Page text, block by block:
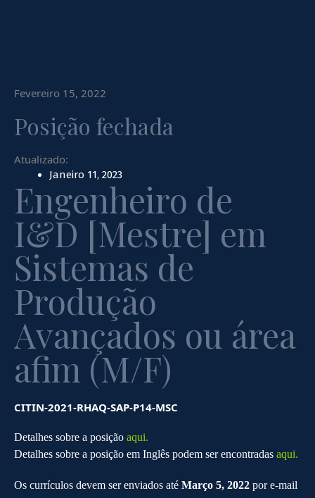
Fevereiro 15, 2022
Posição fechada
Atualizado:
Janeiro 11, 2023
Engenheiro de
I&D [Mestre] em
Sistemas de
Produção
Avançados ou área
afim (M/F)
CITIN-2021-RHAQ-SAP-P14-MSC
Detalhes sobre a posição aqui.
Detalhes sobre a posição em Inglês podem ser encontradas aqui.
Os currículos devem ser enviados até Março 5, 2022 por e-mail